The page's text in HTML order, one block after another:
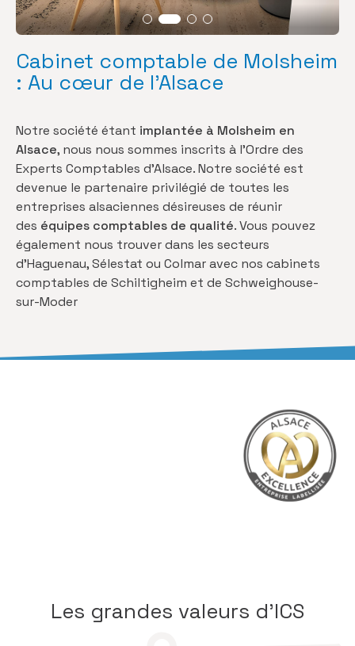
Cabinet comptable de Molsheim
: Au cœur de l’Alsace
Notre société étant implantée à Molsheim en
Alsace, nous nous sommes inscrits à l’Ordre des
Experts Comptables d’Alsace. Notre société est
devenue le partenaire privilégié de toutes les
entreprises alsaciennes désireuses de réunir
des équipes comptables de qualité. Vous pouvez
également nous trouver dans les secteurs
d’Haguenau, Sélestat ou Colmar avec nos cabinets
comptables de Schiltigheim et de Schweighouse-
sur-Moder
Les grandes valeurs d’ICS